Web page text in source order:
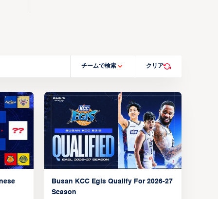
チームで検索 クリア
Busan KCC Egis Qualify For 2026-27
Season